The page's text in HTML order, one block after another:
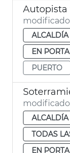
Autopista
ALCALDÍA
EN
PUERTO
ALCALDÍA
TODAS
EN